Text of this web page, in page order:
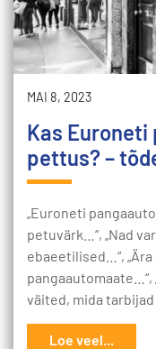
MAI 8, 2023
Kas Euroneti
pettus? –
„Euroneti
petuvärk…“, „Nad
ebaeetilised…“,
väited, mida
Loe veel...